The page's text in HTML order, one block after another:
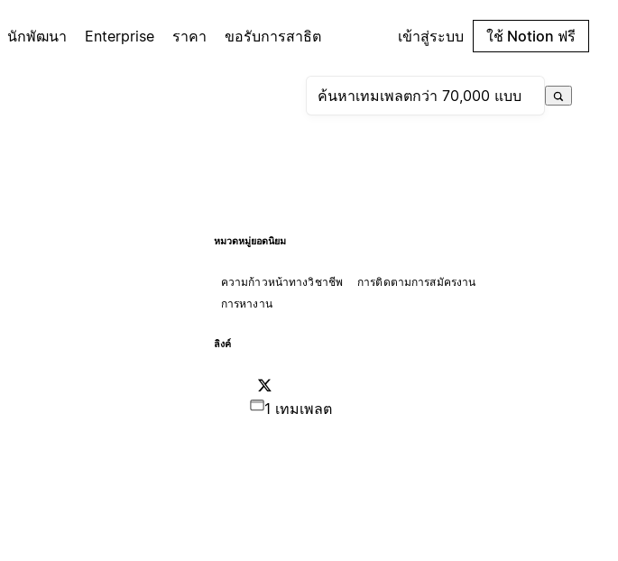
นักพัฒนา Enterprise ราคา ขอรับการสาธิต เข้าสู่ระบบ ใช้ Notion ฟรี
หมวดหมู่ยอดนิยม
ความก้าวหน้าทางวิชาชีพ
การติดตามการสมัครงาน
การหางาน
ลิงค์
1 เทมเพลต